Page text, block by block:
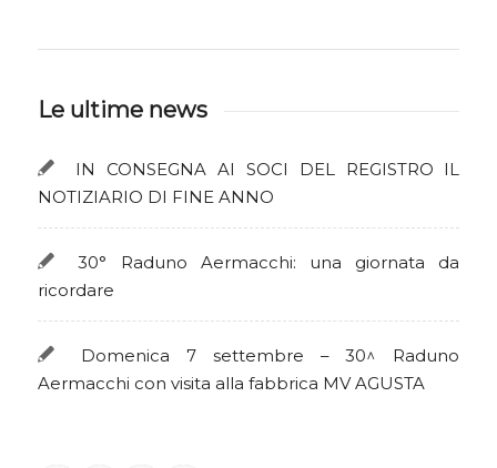
Le ultime news
IN CONSEGNA AI SOCI DEL REGISTRO IL
NOTIZIARIO DI FINE ANNO
30° Raduno Aermacchi: una giornata da
ricordare
Domenica 7 settembre – 30^ Raduno
Aermacchi con visita alla fabbrica MV AGUSTA